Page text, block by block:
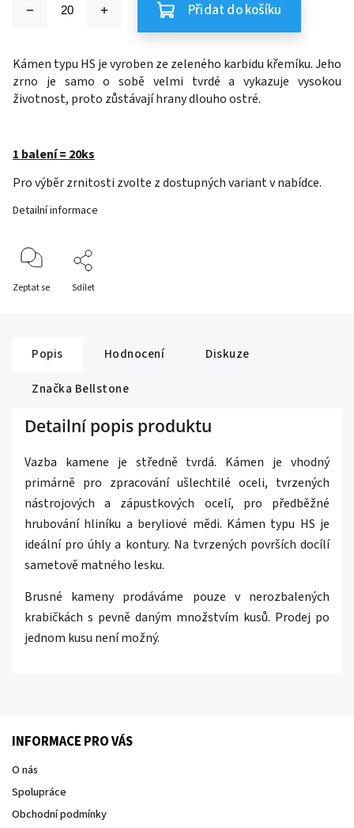
Přidat do košíku
Kámen typu HS je vyroben ze zeleného karbidu křemíku.Jeho
zrno je samo o sobě velmi tvrdé a vykazuje vysokou
životnost, proto zůstávají hrany dlouho ostré.
1 balení = 20ks
Pro výběr zrnitosti zvolte z dostupných variant v nabídce.
Detailní informace
Zeptat se Sdílet
Popis Hodnocení
Diskuze
Značka Bellstone
Detailní popis produktu
Vazba kamene je středně tvrdá. Kámen je vhodný
primárně pro zpracování ušlechtilé oceli, tvrzených
nástrojových a zápustkových ocelí, pro předběžné
hrubování hliníku a beryliové mědi. Kámen typu HS je
ideální pro úhly a kontury. Na tvrzených površích docílí
sametově matného lesku.
Brusné kameny prodáváme pouze v nerozbalených
krabičkách s pevně daným množstvím kusů. Prodej po
jednom kusu není možný.
INFORMACE PRO VÁS
O nás
Spolupráce
Obchodní podmínky